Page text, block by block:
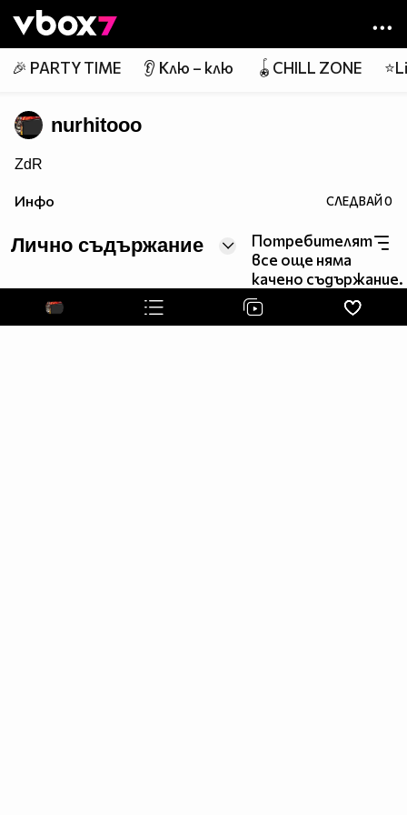
👾
🎉 PARTY TIME 👂 Клю – клю 🪀CHILL ZONE
nurhitooo
ZdR
Инфо СЛЕДВАЙ0
Лично съдържание
Потребителят
все още няма
качено съдържание.